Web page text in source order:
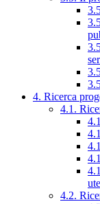
4. Ricerca
4.1.
4.2.